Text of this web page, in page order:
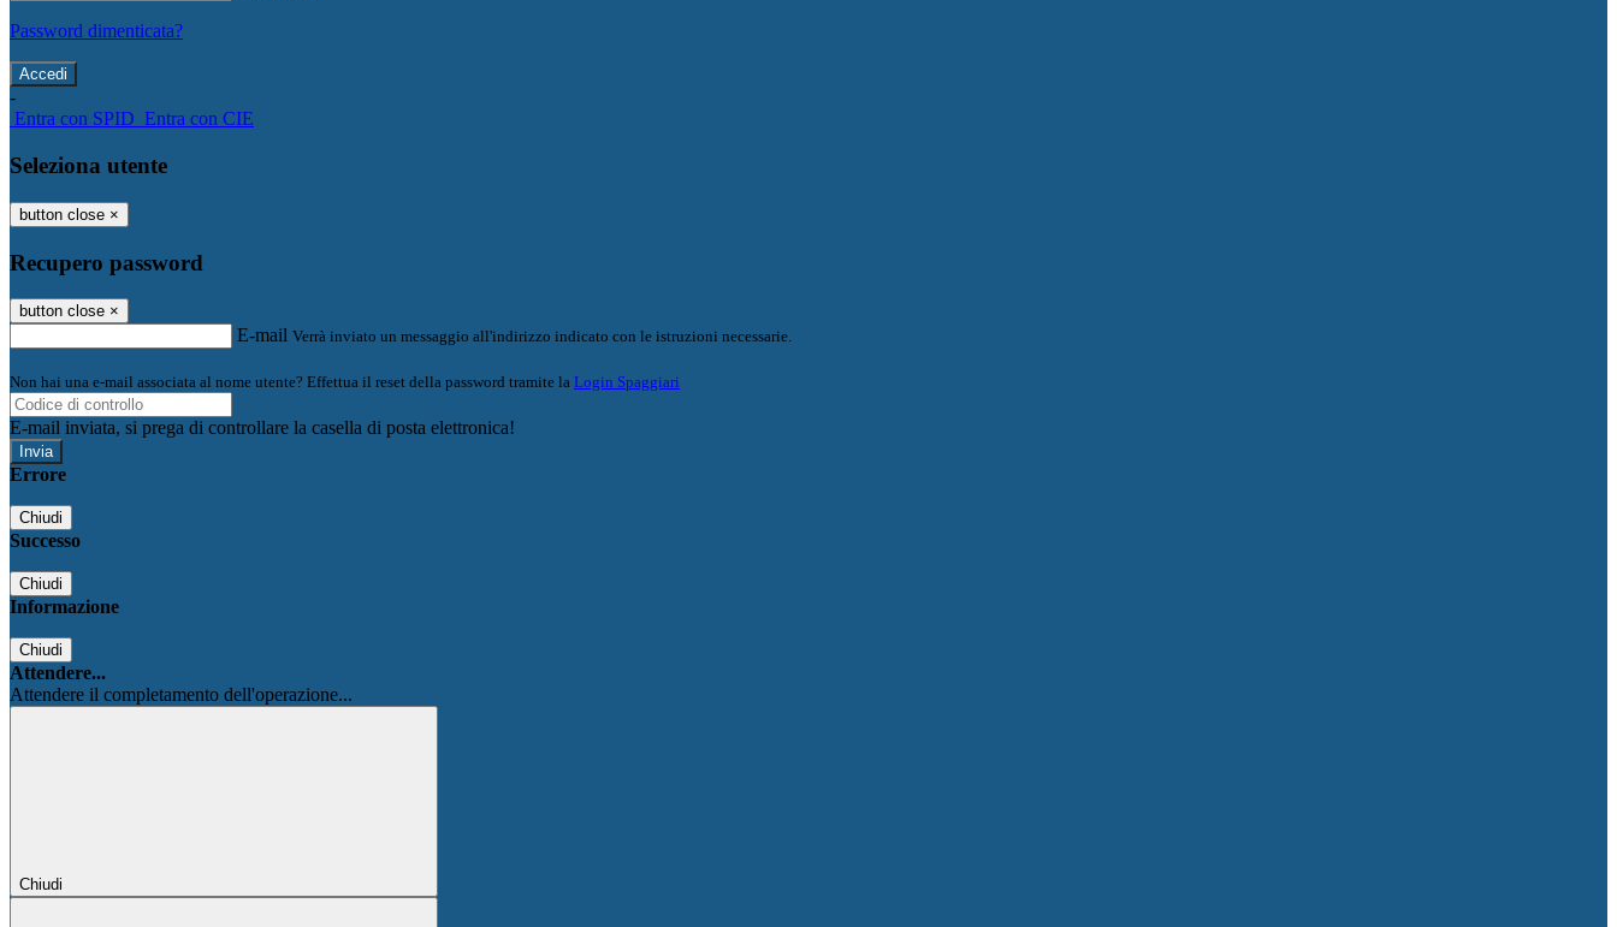
Password dimenticata?
-
Entra con SPID Entra con CIE
Seleziona utente
button close ×
Recupero password
button close ×
E-mail Verrà inviato un messaggio all'indirizzo indicato con le istruzioni necessarie.
Non hai una e-mail associata al nome utente? Effettua il reset della password tramite la Login Spaggiari
E-mail inviata, si prega di controllare la casella di posta elettronica!
Errore
Chiudi
Successo
Chiudi
Informazione
Chiudi
Attendere...
Attendere il completamento dell'operazione...
Chiudi